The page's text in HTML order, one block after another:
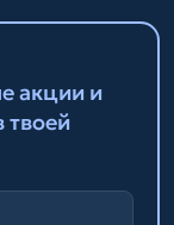
акции и